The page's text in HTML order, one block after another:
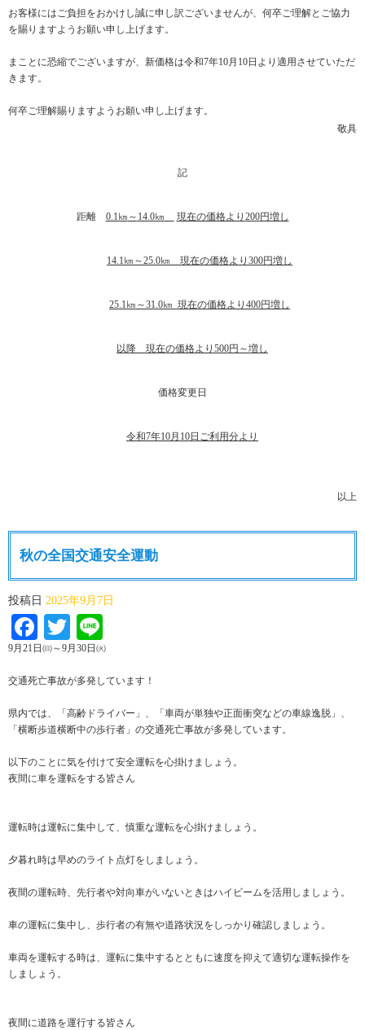
お客様にはご負担をおかけし誠に申し訳ございませんが、何卒ご理解とご協力
を賜りますようお願い申し上げます。
まことに恐縮でございますが、新価格は令和7年10月10日より適用させていただ
きます。
何卒ご理解賜りますようお願い申し上げます。
敬具
記
距離 0.1㎞ ～ 14.0㎞ 現在の価格より 200円増し
14.1㎞ ～25.0㎞ 現在の価格より 300円増し
25.1㎞ ～31.0㎞ 現在の価格より 400円増し
以降 現在の価格より 500円～増し
価格変更日
令和7年10月 10日ご利用分より
以上
秋の全国交通安全運動
投稿日 2025年9月7日
Facebook
Twitter
9月21日㈰～9月30日㈫
交通死亡事故が多発しています！
県内では、「高齢ドライバー」、「車両が単独や正面衝突などの車線逸脱」、
「横断歩道横断中の歩行者」の交通死亡事故が多発しています。
以下のことに気を付けて安全運転を心掛けましょう。
夜間に車を運転をする皆さん
運転時は運転に集中して、慎重な運転を心掛けましょう。
夕暮れ時は早めのライト点灯をしましょう。
夜間の運転時、先行者や対向車がいないときはハイビームを活用しましょう。
車の運転に集中し、歩行者の有無や道路状況をしっかり確認しましょう。
車両を運転する時は、運転に集中するとともに速度を抑えて適切な運転操作を
しましょう。
夜間に道路を運行する皆さん